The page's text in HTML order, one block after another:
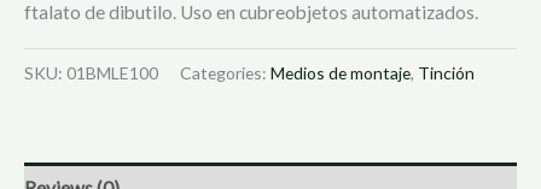
ftalato de dibutilo. Uso en cubreobjetos automatizados.
SKU: 01BMLE100 Categories: Medios de montaje, Tinción